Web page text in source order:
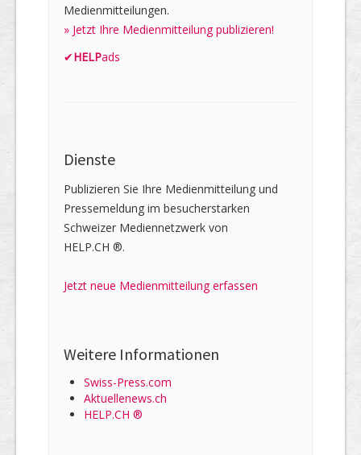
Medienmitteilungen.
» Jetzt Ihre Medienmitteilung publizieren!
✔HELPads
Dienste
Publizieren Sie Ihre Medienmitteilung und
Pressemeldung im besucherstarken
Schweizer Mediennetzwerk von
HELP.CH ®.
Jetzt neue Medienmitteilung erfassen
Weitere Informationen
Swiss-Press.com
Aktuellenews.ch
HELP.CH ®